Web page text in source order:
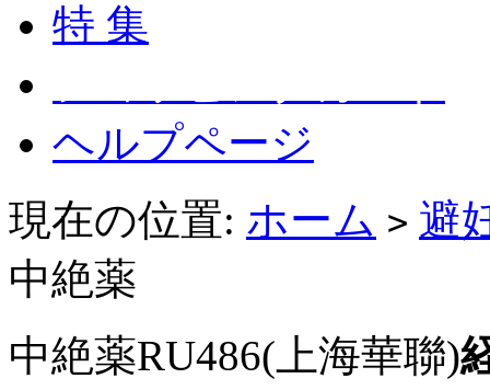
特 集
ヘルプページ
現在の位置: ホーム > 避
中絶薬
中絶薬RU486(上海華聯)